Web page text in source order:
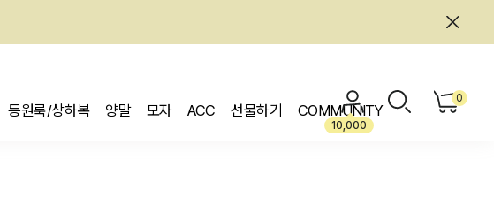
등원룩/상하복 양말 모자 ACC 선물하기 COMMUNITY
10,000
0